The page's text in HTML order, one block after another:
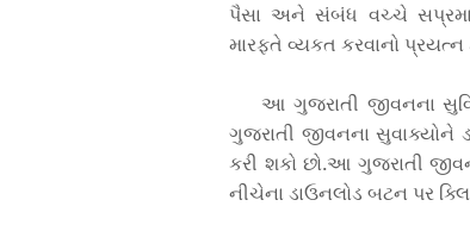
પૈસા અને સંબંધ વચ્ચે
મારફતે વ્યકત કરવાનો
આ ગુજરાતી જીવનના
ગુજરાતી જીવનના
કરી શકો છો.આ ગુજરાતી જીવન
નીચેના ડાઉનલોડ બટન પર